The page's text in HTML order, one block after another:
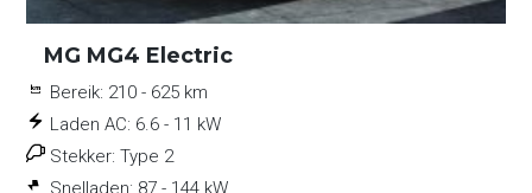
MG MG4 Electric
Bereik: 210 - 625 km
Laden AC: 6.6 - 11 kW
Stekker: Type 2
Snelladen: 87 - 144 kW